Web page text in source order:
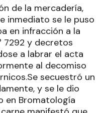
de la mercadería,
inmediato se le puso
en infracción a la
7292 y decretos
a labrar el acta
al decomiso
secuestró un
y se le dio
en Bromatología